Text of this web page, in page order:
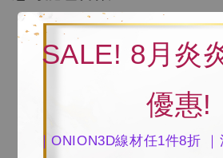
SALE! 8月炎
優惠!
｜ONION3D線材任1件8折